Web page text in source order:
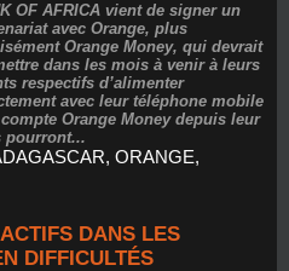
OF AFRICA vient de signer un
avec Orange, plus
Orange Money, qui devrait
dans les mois à venir à leurs
respectifs d’alimenter
avec leur téléphone mobile
Orange Money depuis leur
pourront...
, ORANGE,
DANS LES
DIFFICULTÉS